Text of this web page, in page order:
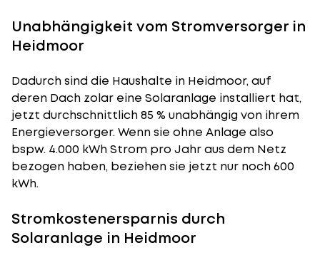
Unabhängigkeit vom Stromversorger in
Heidmoor
Dadurch sind die Haushalte in Heidmoor, auf
deren Dach zolar eine Solaranlage installiert hat,
jetzt durchschnittlich 85 % unabhängig von ihrem
Energieversorger. Wenn sie ohne Anlage also
bspw. 4.000 kWh Strom pro Jahr aus dem Netz
bezogen haben, beziehen sie jetzt nur noch 600
kWh.
Stromkostenersparnis durch
Solaranlage in Heidmoor